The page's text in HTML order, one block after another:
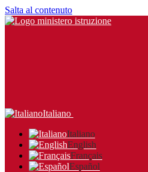
Salta al contenuto
Italiano
Italiano
English
Français
Español